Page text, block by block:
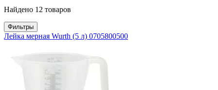
Найдено 12 товаров
Фильтры
Лейка мерная Wurth (5 л) 0705800500